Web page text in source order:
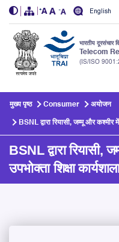
English
भारतीय दूरसंचार
Telecom
(IS/ISO
मुख्य पृष्ठ Consumer अयोजन
BSNL द्वारा रियासी, जम्मू और कश्मीर में
BSNL द्वारा रियासी,
उपभोक्ता शिक्षा